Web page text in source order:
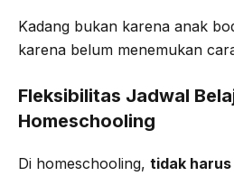
Kadang bukan karena anak
karena belum menemukan
Fleksibilitas Jadwal
Homeschooling
Di homeschooling, tidak